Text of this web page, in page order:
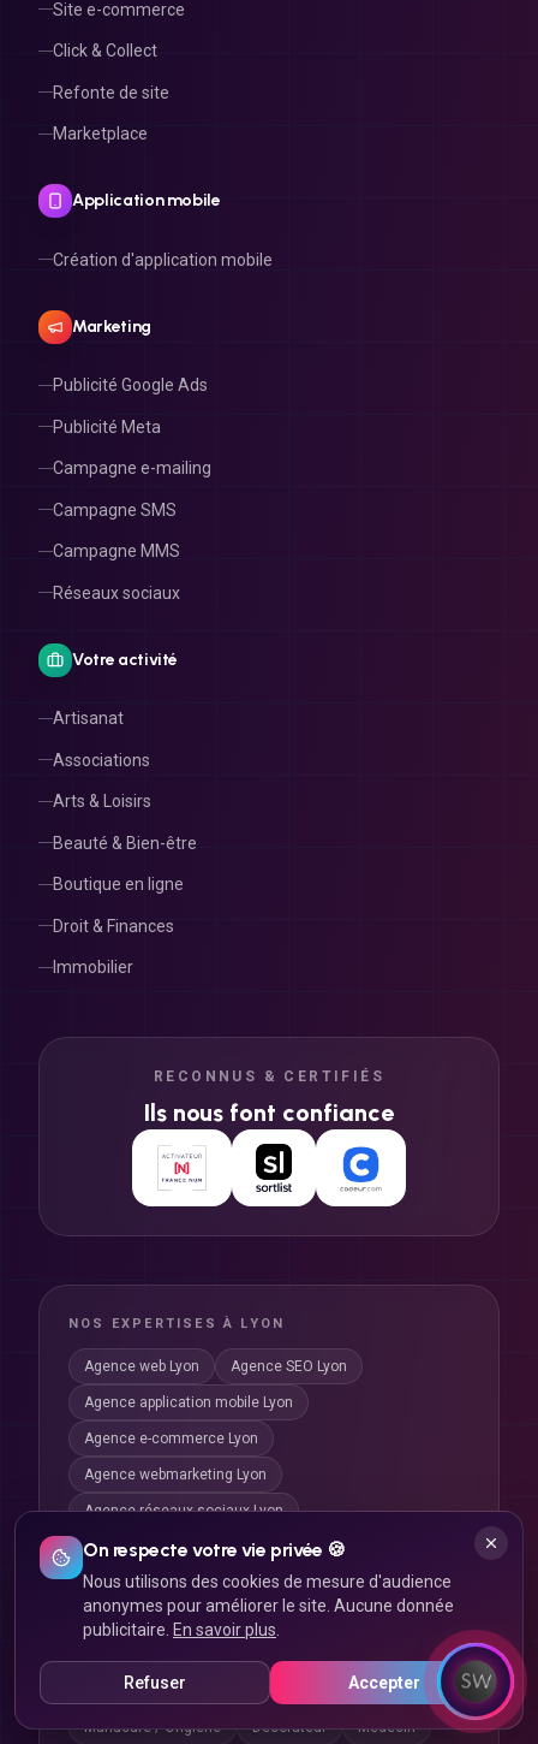
Site e-commerce
Click & Collect
Refonte de site
Marketplace
Application mobile
Création d'application mobile
Marketing
Publicité Google Ads
Publicité Meta
Campagne e-mailing
Campagne SMS
Campagne MMS
Réseaux sociaux
Votre activité
Artisanat
Associations
Arts & Loisirs
Beauté & Bien-être
Boutique en ligne
Droit & Finances
Immobilier
RECONNUS & CERTIFIÉS
Ils nous font confiance
NOS EXPERTISES À LYON
Agence web Lyon Agence SEO Lyon
Agence application mobile Lyon
Agence e-commerce Lyon
Agence webmarketing Lyon
Agence réseaux sociaux Lyon
SITES PAR MÉTIER
Plombier Couvreur
Salon de coiffure Salon de beauté
Manucure / Onglerie Décorateur Médecin
On respecte votre vie privée 🍪
Nous utilisons des cookies de mesure d'audience
anonymes pour améliorer le site. Aucune donnée
publicitaire. En savoir plus
Refuser Accepter